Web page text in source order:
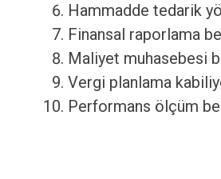
Hammadde tedarik
Finansal raporlama
Maliyet muhasebesi
Vergi planlama
Performans ölçüm